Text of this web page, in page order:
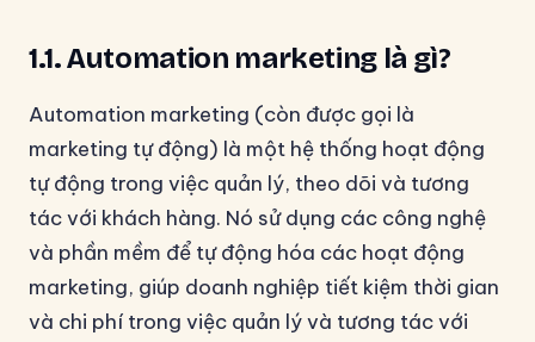
1.1. Automation marketing là gì?
Automation marketing (còn được gọi là
marketing tự động) là một hệ thống hoạt động
tự động trong việc quản lý, theo dõi và tương
tác với khách hàng. Nó sử dụng các công nghệ
và phần mềm để tự động hóa các hoạt động
marketing, giúp doanh nghiệp tiết kiệm thời gian
và chi phí trong việc quản lý và tương tác với